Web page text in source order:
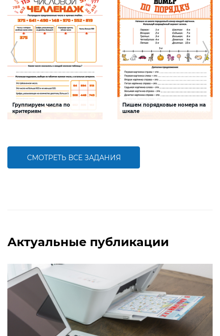
Группируем числа по
критериям
Пишем порядковые номера на
шкале
работать с числами первого десятка
СМОТРЕТЬ ВСЕ ЗАДАНИЯ
Актуальные публикации